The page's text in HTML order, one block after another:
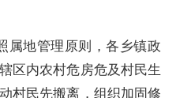
属地管理原则，各乡镇政
区内农村危房危及村民生
村民先搬离，组织加固修